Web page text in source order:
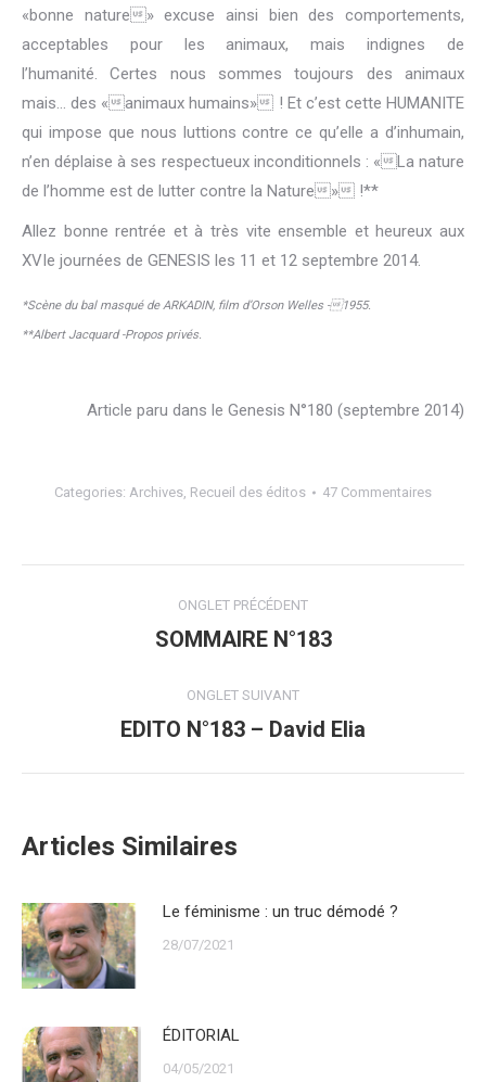
«bonne nature» excuse ainsi bien des comportements,
acceptables pour les animaux, mais indignes de
l’humanité. Certes nous sommes toujours des animaux
mais… des «animaux humains» ! Et c’est cette HUMANITE
qui impose que nous luttions contre ce qu’elle a d’inhumain,
n’en déplaise à ses respectueux inconditionnels : «La nature
de l’homme est de lutter contre la Nature» !**
Allez bonne rentrée et à très vite ensemble et heureux aux
XVIe journées de GENESIS les 11 et 12 septembre 2014.
*Scène du bal masqué de ARKADIN, film d’Orson Welles -1955.
**Albert Jacquard -Propos privés.
Article paru dans le Genesis N°180 (septembre 2014)
Categories: Archives, Recueil des éditos 47 Commentaires
Navigation
commentaire
ONGLET PRÉCÉDENT
Onglet
SOMMAIRE N°183
ONGLET SUIVANT
Onglet
EDITO N°183 – David Elia
Articles Similaires
Le féminisme : un truc démodé ?
28/07/2021
ÉDITORIAL
04/05/2021